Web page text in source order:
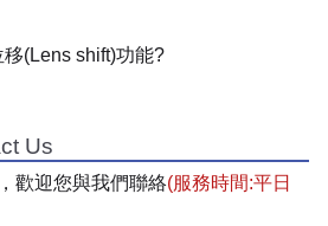
(Lens shift)功能?
Us
歡迎您與我們聯絡(服務時間:平日